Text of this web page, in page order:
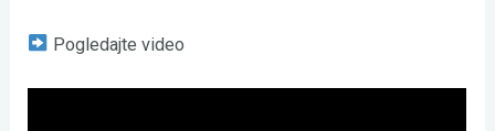
Pogledajte video